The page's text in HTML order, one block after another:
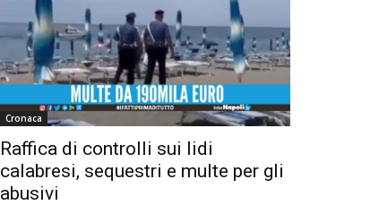
Cronaca
Raffica di controlli sui lidi
calabresi, sequestri e multe per gli
abusivi